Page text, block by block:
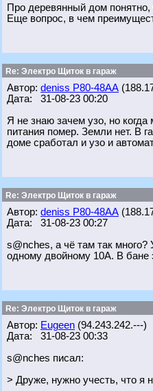
Про деревянный дом
Еще вопрос, в чем
Re: Электро Щиток в гараж
Автор: deniss Р80-48АА
Дата: 31-08-23 00:20
Я не знаю зачем узо, но когда
питания помер. Земли нет. В
доме сработал и узо и
Re: Электро Щиток в гараж
Автор: deniss Р80-48АА
Дата: 31-08-23 00:27
s@nches, а чё там так
одному двойному 10А. В бане
Re: Электро Щиток в гараж
Автор: Eugeen (94.243.242.---)
Дата: 31-08-23 00:33
s@nches писал:
> Друже, нужно учесть, что я